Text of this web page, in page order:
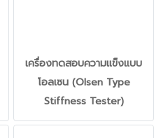
เครื่องทดสอบความแข็งแบบ
โอลเซน (Olsen Type
Stiffness Tester)